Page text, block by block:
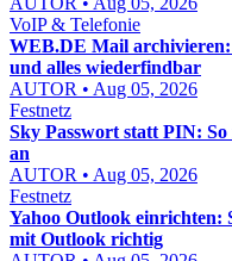
VoIP & Telefonie
WEB.DE Mail archivieren:
und alles wiederfindbar
AUTOR • Aug 05, 2026
Festnetz
Sky Passwort statt PIN:
an
AUTOR • Aug 05, 2026
Festnetz
Yahoo Outlook einrichten:
mit Outlook richtig